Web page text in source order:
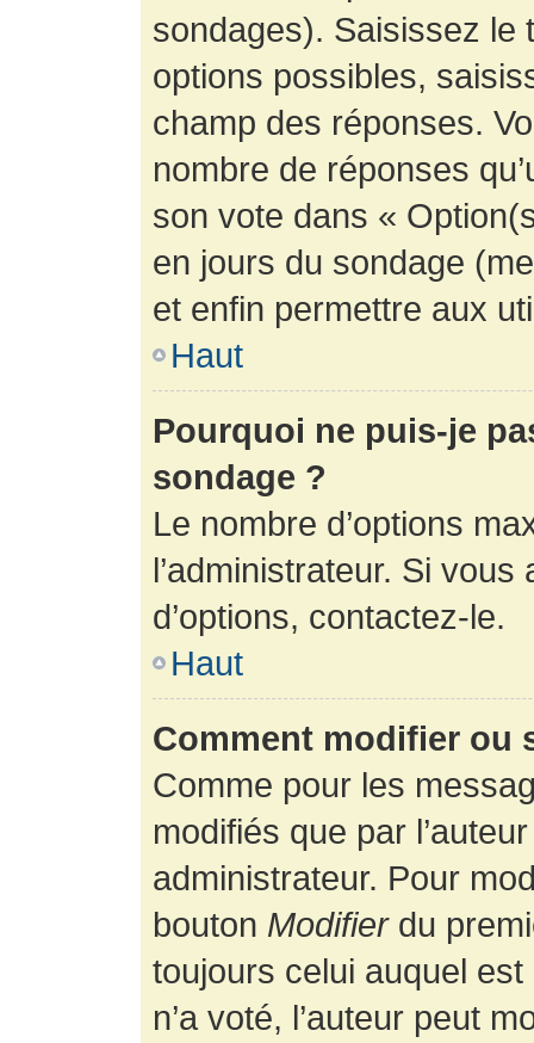
sondages). Saisissez le
options possibles,
champ des réponses.
nombre de réponses
son vote dans «
en jours du sondage
et enfin permettre aux
Haut
Pourquoi ne puis-je
sondage ?
Le nombre d’options
l’administrateur. Si
d’options, contactez-le.
Haut
Comment modifier ou
Comme pour les
modifiés que par
administrateur. Pour
bouton Modifierdu
toujours celui auquel
n’a voté, l’auteur peut